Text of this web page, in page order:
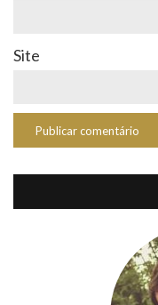
Site